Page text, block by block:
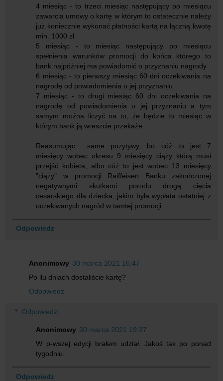
4 miesiąc - to trzeci miesiąc następujący po miesiącu
zawarcia umowy o kartę w którym to ostatecznie należy
już koniecznie wykonać płatności kartą na łączną kwotę
min. 1000 zł
5 miesiąc - to miesiąc następujący po miesiącu
spełnienia warunków promocji do końca którego to
bank najpóźniej ma powiadomić o przyznaniu nagrody
6 miesiąc - to pierwszy miesiąc 60 dni oczekiwania na
nagrodę od powiadomienia o jej przyznaniu
7 miesiąc - to drugi miesiąc 60 dni oczekiwania na
nagrodę od powiadomienia o jej przyznaniu a tym
samym można liczyć na to, że będzie to miesiąc w
którym bank ją wreszcie przekaże
Reasumując... same pozytywy, bo cóż to jest 7
miesięcy wobec okresu 9 miesięcy ciąży którą musi
przejść kobieta, albo cóż to jest wobec 13 miesięcy
"ciąży" w promocji Raiffeisen Banku zakończonej
negatywnymi skutkami porodu drogą cięcia
cesarskiego dla dziecka, jakim była wypłata ostatniej z
oczekiwanych nagród w tamtej promocji.
Odpowiedz
Anonimowy 30 marca 2021 16:47
Po ilu dniach dostaliście kartę?
Odpowiedz
Odpowiedzi
Anonimowy 30 marca 2021 19:37
W p-wszej edycji brałem udział. Jakoś tak po ponad
tygodniu.
Odpowiedz